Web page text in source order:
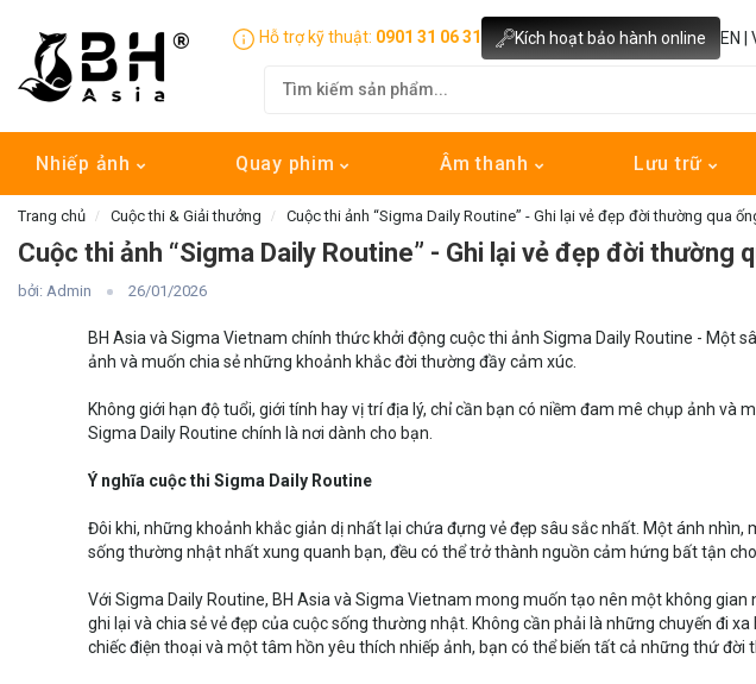
Hỗ trợ kỹ thuật: 0901 31 06 31 Kích hoạt bảo hành online EN
Nhiếp ảnh Quay phim Âm thanh Lưu trữ
Trang chủ Cuộc thi & Giải thưởng Cuộc thi ảnh “Sigma Daily Routine” - Ghi lại vẻ đẹp đời thường qua
Cuộc thi ảnh “Sigma Daily Routine” - Ghi lại vẻ đẹp đời thường
bởi: Admin 26/01/2026
BH Asia và Sigma Vietnam chính thức khởi động cuộc thi ảnh Sigma Daily Routine - Một
ảnh và muốn chia sẻ những khoảnh khắc đời thường đầy cảm xúc.
Không giới hạn độ tuổi, giới tính hay vị trí địa lý, chỉ cần bạn có niềm đam mê chụp ảnh và
Sigma Daily Routine chính là nơi dành cho bạn.
Ý nghĩa cuộc thi Sigma Daily Routine
Đôi khi, những khoảnh khắc giản dị nhất lại chứa đựng vẻ đẹp sâu sắc nhất. Một ánh
sống thường nhật nhất xung quanh bạn, đều có thể trở thành nguồn cảm hứng bất tận
Với Sigma Daily Routine, BH Asia và Sigma Vietnam mong muốn tạo nên một không
ghi lại và chia sẻ vẻ đẹp của cuộc sống thường nhật. Không cần phải là những chuyến đi
chiếc điện thoại và một tâm hồn yêu thích nhiếp ảnh, bạn có thể biến tất cả những thứ đời